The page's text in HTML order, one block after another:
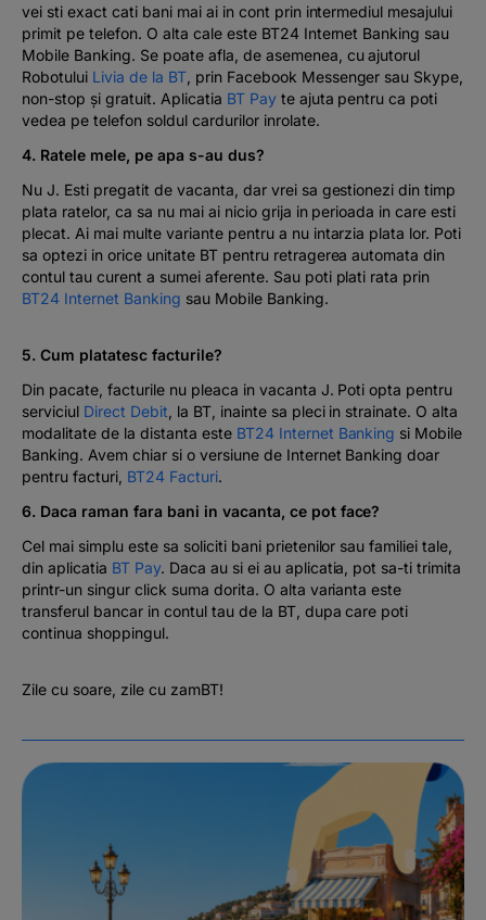
vei sti exact cati bani mai ai in cont prin intermediul mesajului
primit pe telefon. O alta cale este BT24 Internet Banking sau
Mobile Banking. Se poate afla, de asemenea, cu ajutorul
Robotului Livia de la BT, prin Facebook Messenger sau Skype,
non-stop şi gratuit. Aplicatia BT Payte ajuta pentru ca poti
vedea pe telefon soldul cardurilor inrolate.
4. Ratele mele, pe apa s-au dus?
Nu J. Esti pregatit de vacanta, dar vrei sa gestionezi din timp
plata ratelor, ca sa nu mai ai nicio grija in perioada in care esti
plecat. Ai mai multe variante pentru a nu intarzia plata lor. Poti
sa optezi in orice unitate BT pentru retragerea automata din
contul tau curent a sumei aferente. Sau poti plati rata prin
BT24 Internet Banking sau Mobile Banking.
5. Cum platatesc facturile?
Din pacate, facturile nu pleaca in vacanta J. Poti opta pentru
serviciul Direct Debit , la BT, inainte sa pleci in strainate. O alta
modalitate de la distanta este BT24 Internet Banking si Mobile
Banking. Avem chiar si o versiune de Internet Banking doar
pentru facturi, BT24 Facturi.
6. Daca raman fara bani in vacanta, ce pot face?
Cel mai simplu este sa soliciti bani prietenilor sau familiei tale,
din aplicatia BT Pay. Daca au si ei au aplicatia, pot sa-ti trimita
printr-un singur click suma dorita. O alta varianta este
transferul bancar in contul tau de la BT, dupa care poti
continua shoppingul.
Zile cu soare, zile cu zamBT!